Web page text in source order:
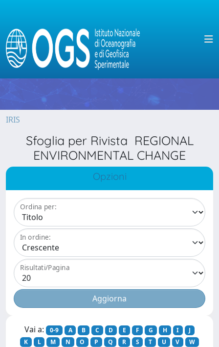
IRIS
Sfoglia per Rivista REGIONAL
ENVIRONMENTAL CHANGE
Opzioni
Ordina per:
In ordine:
Risultati/Pagina
Vai a: 0-9 A B C D E F G H I
J
K
L M N O P Q R S T U V
W